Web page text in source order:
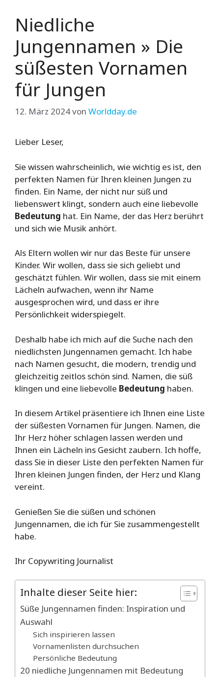
Niedliche
Jungennamen » Die
süßesten Vornamen
für Jungen
12. März 2024von Worldday.de
Lieber Leser,
Sie wissen wahrscheinlich, wie wichtig es ist, den
perfekten Namen für Ihren kleinen Jungen zu
finden. Ein Name, der nicht nur süß und
liebenswert klingt, sondern auch eine liebevolle
Bedeutung hat. Ein Name, der das Herz berührt
und sich wie Musik anhört.
Als Eltern wollen wir nur das Beste für unsere
Kinder. Wir wollen, dass sie sich geliebt und
geschätzt fühlen. Wir wollen, dass sie mit einem
Lächeln aufwachen, wenn ihr Name
ausgesprochen wird, und dass er ihre
Persönlichkeit widerspiegelt.
Deshalb habe ich mich auf die Suche nach den
niedlichsten Jungennamen gemacht. Ich habe
nach Namen gesucht, die modern, trendig und
gleichzeitig zeitlos schön sind. Namen, die süß
klingen und eine liebevolle Bedeutung haben.
In diesem Artikel präsentiere ich Ihnen eine Liste
der süßesten Vornamen für Jungen. Namen, die
Ihr Herz höher schlagen lassen werden und
Ihnen ein Lächeln ins Gesicht zaubern. Ich hoffe,
dass Sie in dieser Liste den perfekten Namen für
Ihren kleinen Jungen finden, der Herz und Klang
vereint.
Genießen Sie die süßen und schönen
Jungennamen, die ich für Sie zusammengestellt
habe.
Ihr Copywriting Journalist
Inhalte dieser Seite hier:
Süße Jungennamen finden: Inspiration und
Auswahl
Sich inspirieren lassen
Vornamenlisten durchsuchen
Persönliche Bedeutung
20 niedliche Jungennamen mit Bedeutung